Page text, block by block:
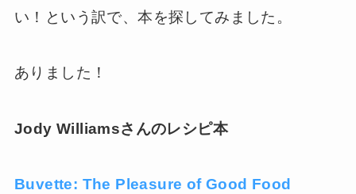
い！という訳で、本を探してみました。
ありました！
Jody Williamsさんのレシピ本
Buvette: The Pleasure of Good Food